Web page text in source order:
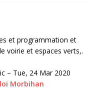
et programmation et
voirie et espaces verts,.
– Tue, 24 Mar 2020
Morbihan